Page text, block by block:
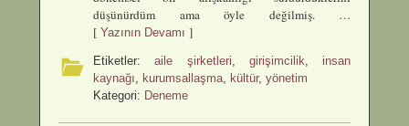
düşünürdüm ama öyle değilmiş. …
[ Yazının Devamı ]
Etiketler:aile şirketleri, girişimcilik, insan
kaynağı, kurumsallaşma, kültür, yönetim
Kategori: Deneme